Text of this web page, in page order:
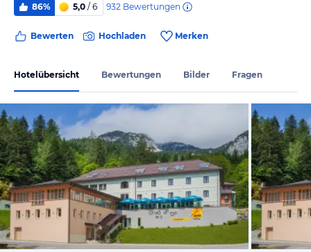
86% 5,0 / 6 932 Bewertungen
Bewerten Hochladen Merken
Hotelübersicht Bewertungen Bilder Fragen
vom